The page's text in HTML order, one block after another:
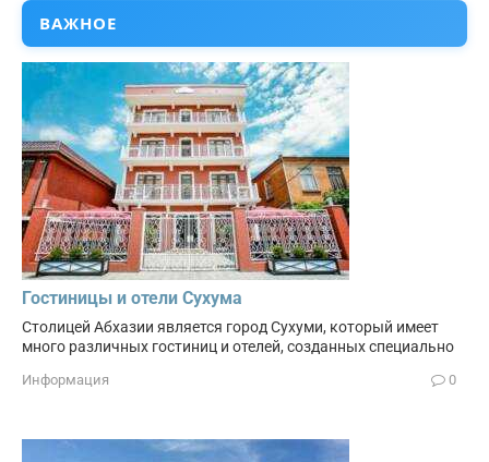
ВАЖНОЕ
Гостиницы и отели Сухума
Столицей Абхазии является город Сухуми, который имеет
много различных гостиниц и отелей, созданных специально
Информация 0